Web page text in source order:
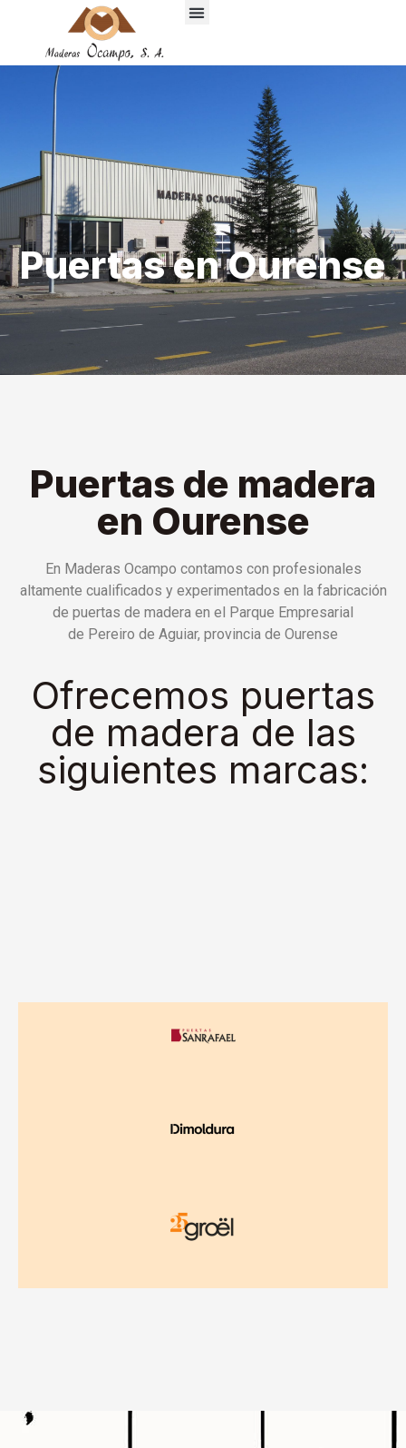
Puertas en Ourense
Puertas de madera
en Ourense
En Maderas Ocampo contamos con profesionales
altamente cualificados y experimentados en la fabricación
de puertas de madera en el Parque Empresarial
de Pereiro de Aguiar, provincia de Ourense
Ofrecemos puertas
de madera de las
siguientes marcas: